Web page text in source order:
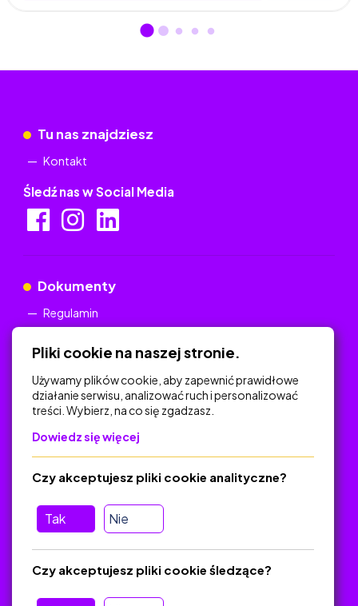
Tu nas znajdziesz
Kontakt
Śledź nas w Social Media
Dokumenty
Regulamin
Na skróty
Polityka Prywatności
O platformie
Baza materiałów dydaktycznych
Jak zostać autorem
Pliki cookie na naszej stronie.
Używamy plików cookie, aby zapewnić prawidłowe
działanie serwisu, analizować ruch i personalizować
treści. Wybierz, na co się zgadzasz.
Dowiedz się więcej
Tak Nie
Czy akceptujesz pliki cookie analityczne?
Czy akceptujesz pliki cookie śledzące?